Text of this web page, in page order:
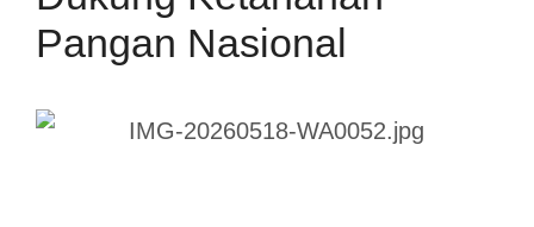
Pangan Nasional